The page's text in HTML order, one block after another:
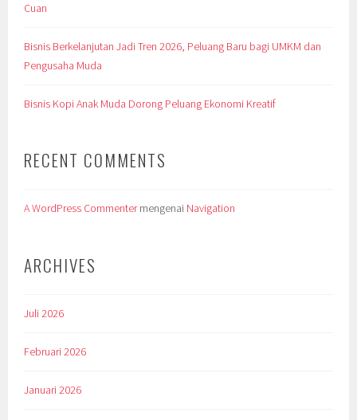
Cuan
Bisnis Berkelanjutan Jadi Tren 2026, Peluang Baru bagi UMKM dan
Pengusaha Muda
Bisnis Kopi Anak Muda Dorong Peluang Ekonomi Kreatif
RECENT COMMENTS
A WordPress Commentermengenai Navigation
ARCHIVES
Juli 2026
Februari 2026
Januari 2026